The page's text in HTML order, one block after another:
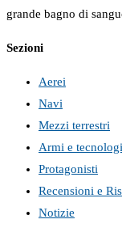
grande bagno di
Sezioni
Aerei
Navi
Mezzi terrestri
Armi e
Protagonisti
Recensioni e
Notizie